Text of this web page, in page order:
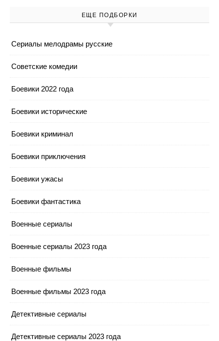
ЕЩЕ ПОДБОРКИ
Cериалы мелодрамы русские
Cоветские комедии
Боевики 2022 года
Боевики исторические
Боевики криминал
Боевики приключения
Боевики ужасы
Боевики фантастика
Военные сериалы
Военные сериалы 2023 года
Военные фильмы
Военные фильмы 2023 года
Детективные сериалы
Детективные сериалы 2023 года